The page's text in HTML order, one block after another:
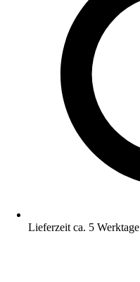
Lieferzeit ca. 5 Werktage